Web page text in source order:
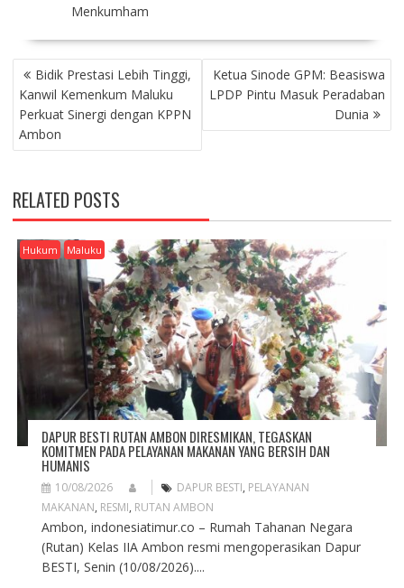
Menkumham
P
O
S
T
N
V
I
G
A
T
O
Bidik Prestasi Lebih Tinggi,
Kanwil Kemenkum Maluku
Perkuat Sinergi dengan KPPN
Ambon
Ketua Sinode GPM: Beasiswa
LPDP Pintu Masuk Peradaban
Dunia
RELATED POSTS
Hukum Maluku
DAPUR BESTI RUTAN AMBON DIRESMIKAN, TEGASKAN
KOMITMEN PADA PELAYANAN MAKANAN YANG BERSIH DAN
HUMANIS
10/08/2026 DAPUR BESTI, PELAYANAN
MAKANAN, RESMI, RUTAN AMBON
Ambon, indonesiatimur.co – Rumah Tahanan Negara
(Rutan) Kelas IIA Ambon resmi mengoperasikan Dapur
BESTI, Senin (10/08/2026)....